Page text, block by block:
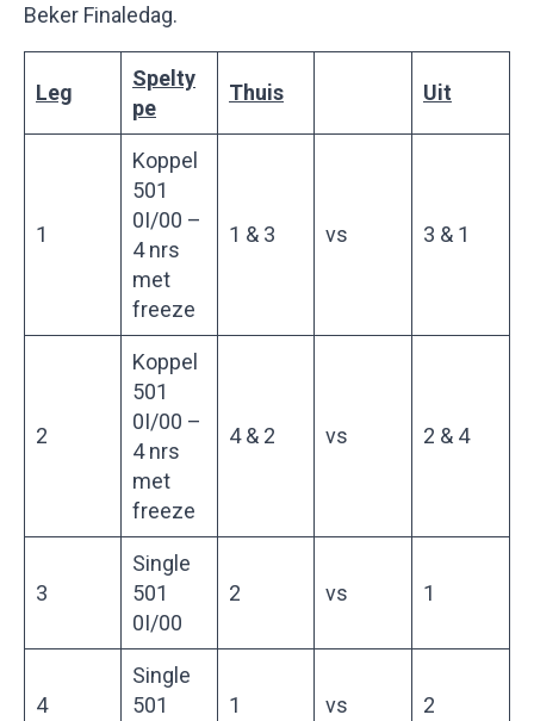
Beker Finaledag.
Leg
Spelty
pe
Thuis Uit
1
Koppel
501
0I/00 –
4 nrs
met
freeze
1 & 3 vs 3 & 1
2
Koppel
501
0I/00 –
4 nrs
met
freeze
4 & 2 vs 2 & 4
3
Single
501
0I/00
2 vs 1
4
Single
501
1 vs 2